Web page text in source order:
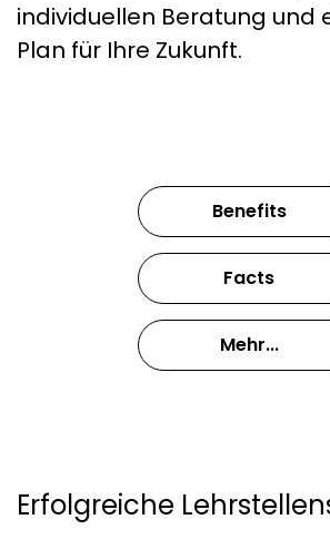
individuellen Beratung und
Plan für Ihre Zukunft.
Benefits
Facts
Mehr...
Erfolgreiche